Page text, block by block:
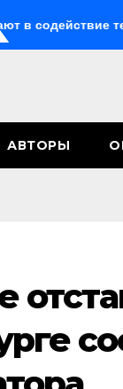
АВТОРЫ